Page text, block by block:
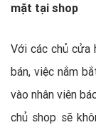
mặt tại shop
Với các chủ cửa
bán, việc nắm
vào nhân viên
chủ shop sẽ